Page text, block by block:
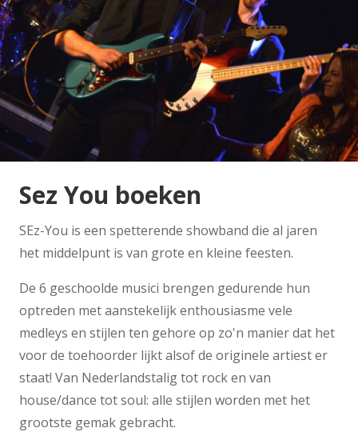
Sez You boeken
SEz-You is een spetterende showband die al jaren
het middelpunt is van grote en kleine feesten.
De 6 geschoolde musici brengen gedurende hun
optreden met aanstekelijk enthousiasme vele
medleys en stijlen ten gehore op zo'n manier dat het
voor de toehoorder lijkt alsof de originele artiest er
staat! Van Nederlandstalig tot rock en van
house/dance tot soul: alle stijlen worden met het
grootste gemak gebracht.